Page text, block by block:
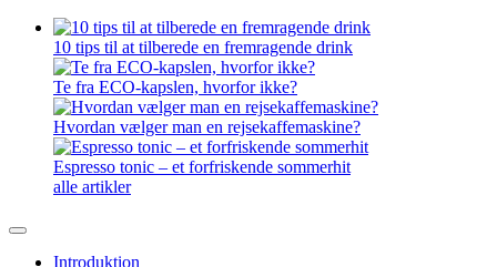
10 tips til at tilberede en fremragende drink
Te fra ECO-kapslen, hvorfor ikke?
Hvordan vælger man en rejsekaffemaskine?
Espresso tonic – et forfriskende sommerhit
alle artikler
Introduktion